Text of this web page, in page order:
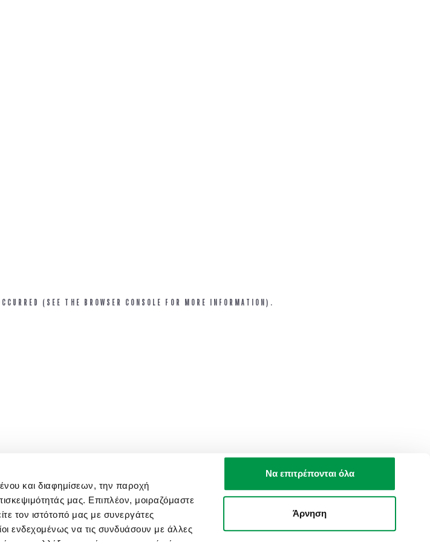
και διαφημίσεων, την παροχή
μας. Επιπλέον, μοιραζόμαστε
τον ιστότοπό μας με συνεργάτες
ενδεχομένως να τις συνδυάσουν με άλλες
Να επιτρέπονται όλα
Άρνηση
(SEE THE BROWSER CONSOLE FOR MORE INFORMATION).